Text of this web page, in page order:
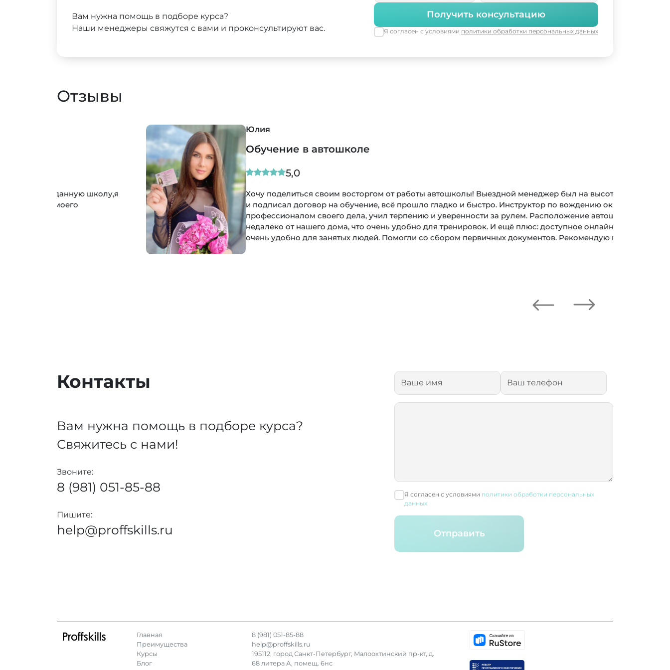
Вам нужна помощь в подборе курса?
Наши менеджеры свяжутся с вами и проконсультируют вас.
Получить консультацию
Я согласен с условиями политики обработки персональных данных
Отзывы
Юлия
Обучение в автошколе
5,0
Хочу поделиться своим восторгом от работы автошколы! Выездной менеджер был на высоте: приехал к нам
и подписал договор на обучение, всё прошло гладко и быстро. Инструктор по вождению оказался
профессионалом своего дела, учил терпению и уверенности за рулем. Расположение автошколы удобное -
недалеко от нашего дома, что очень удобно для тренировок. И ещё плюс: доступное онлайн обучение, что
очень удобно для занятых людей. Помогли со сбором первичных документов. Рекомендую всем!
Next
Контакты
Вам нужна помощь в подборе курса?
Свяжитесь с нами!
Звоните:
8 (981) 051-85-88
Пишите:
help@proffskills.ru
Я согласен с условиями политики обработки персональных
данных
Отправить
Главная
Преимущества
Курсы
Блог
8 (981) 051-85-88
help@proffskills.ru
195112, город Санкт-Петербург, Малоохтинский пр-кт, д.
68 литера А, помещ. 6нс